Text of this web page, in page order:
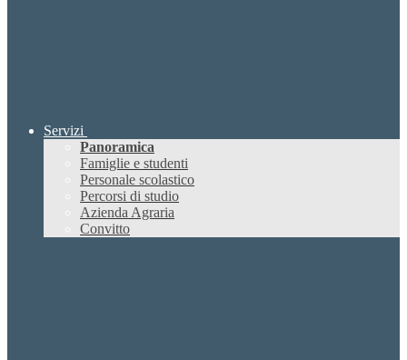
Servizi
Panoramica
Famiglie e studenti
Personale scolastico
Percorsi di studio
Azienda Agraria
Convitto